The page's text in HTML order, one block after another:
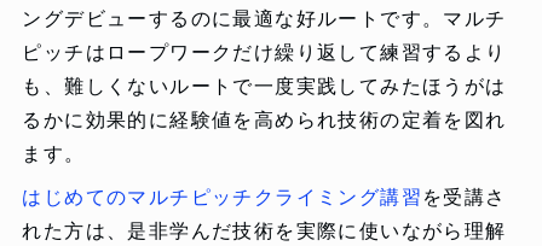
ングデビューするのに最適な好ルートです。マルチ
ピッチはロープワークだけ繰り返して練習するより
も、難しくないルートで一度実践してみたほうがは
るかに効果的に経験値を高められ技術の定着を図れ
ます。
はじめてのマルチピッチクライミング講習を受講さ
れた方は、是非学んだ技術を実際に使いながら理解